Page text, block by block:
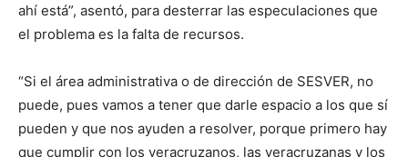
ahí está”, asentó, para desterrar las especulaciones que
el problema es la falta de recursos.
“Si el área administrativa o de dirección de SESVER, no
puede, pues vamos a tener que darle espacio a los que sí
pueden y que nos ayuden a resolver, porque primero hay
que cumplir con los veracruzanos, las veracruzanas y los